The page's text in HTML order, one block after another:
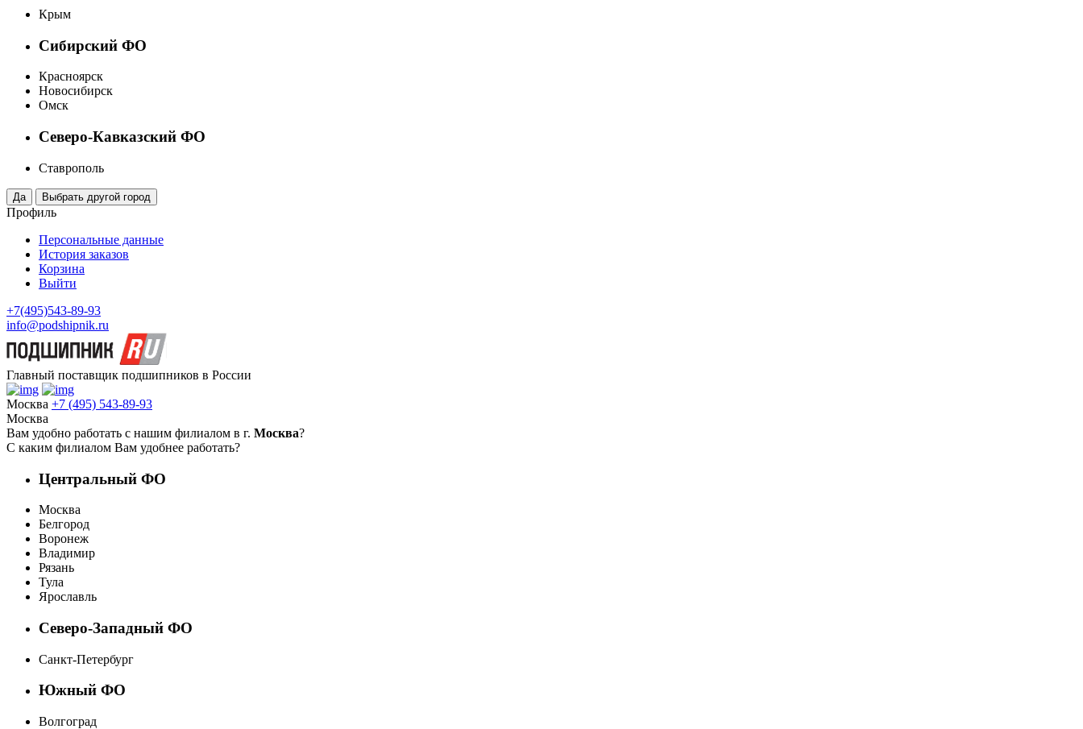
Крым
Сибирский ФО
Красноярск
Новосибирск
Омск
Северо-Кавказский ФО
Ставрополь
Профиль
Персональные данные
История заказов
Корзина
Выйти
+7(495)543-89-93
info@podshipnik.ru
Главный поставщик подшипников в России
Москва +7 (495) 543-89-93
Москва
Вам удобно работать с нашим филиалом в г. Москва?
С каким филиалом Вам удобнее работать?
Центральный ФО
Москва
Белгород
Воронеж
Владимир
Рязань
Тула
Ярославль
Северо-Западный ФО
Санкт-Петербург
Южный ФО
Волгоград